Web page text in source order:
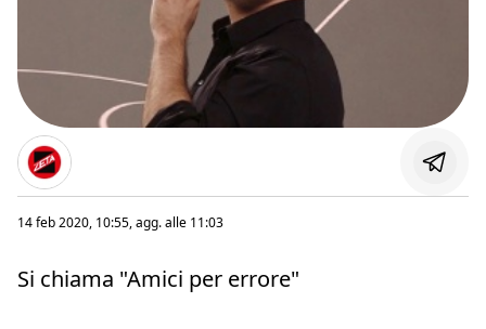
14 feb 2020, 10:55, agg. alle 11:03
Si chiama "Amici per errore"